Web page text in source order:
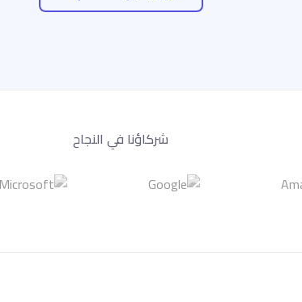
شركاؤنا في النجاح